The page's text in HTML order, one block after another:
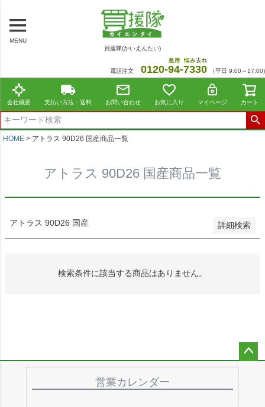
MENU
買援隊(かいえんたい)
電話注文 0120-94
急用
-7330
悩み去れ
（平日 9:00～17:00)
会社概要 支払い方法・送料 お問い合わせ お気に入り マイページ カート
HOME アトラス 90D26 国産商品一覧
アトラス 90D26 国産商品一覧
アトラス 90D26 国産 詳細検索
商品番号/JANコード
在庫なし商品を表示しない
並び順
標準
新着順
価格が安い順
おすすめ順
検索
検索条件に該当する商品はありません。
営業カレンダー